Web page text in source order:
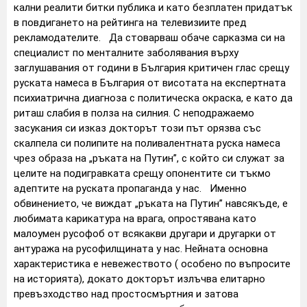
кални реалити битки публика и като безплатен придатък
в повдигането на рейтинга на телевизиите пред
рекламодателите. Да стоварваш обаче сарказма си на
специалист по менталните заболявания върху
заглушавания от години в България критичен глас срещу
руската намеса в България от висотата на експертната
психиатрична диагноза с политическа окраска, е като да
риташ слабия в полза на силния. С неподражаемо
засукания си изказ докторът този път орязва със
скалпела си полипите на поливалентната руска намеса
чрез образа на „ръката на Путин”, с който си служат за
целите на подигравката срещу опонентите си тъкмо
адептите на руската пропаганда у нас. Именно
обвинението, че виждат „ръката на Путин” навсякъде, е
любимата карикатура на врага, опростявана като
малоумен русофоб от всякакви другари и другарки от
антуража на русофилщината у нас. Нейната основна
характеристика е невежеството ( особено по въпросите
на историята), докато докторът излъчва елитарно
превъзходство над простосмъртния и затова